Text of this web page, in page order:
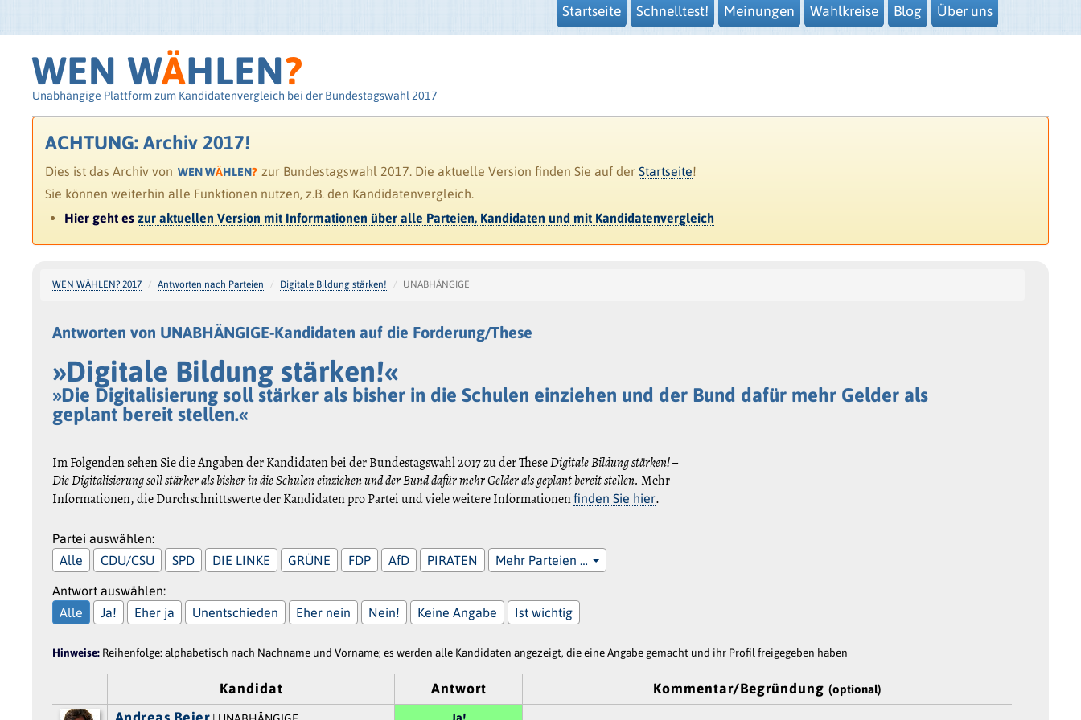
Startseite Schnelltest! Meinungen Wahlkreise Blog Über uns
WEN WÄHLEN?
Unabhängige Plattform zum Kandidatenvergleich bei der Bundestagswahl 2017
ACHTUNG: Archiv 2017!
Dies ist das Archiv von WEN WÄHLEN? zur Bundestagswahl 2017. Die aktuelle Version finden Sie auf derStartseite!
Sie können weiterhin alle Funktionen nutzen, z.B. den Kandidatenvergleich.
Hier geht eszur aktuellen Version mit Informationen über alle Parteien, Kandidaten und mit Kandidatenvergleich
WEN WÄHLEN? 2017 Antworten nach Parteien Digitale Bildung stärken! UNABHÄNGIGE
Antworten von UNABHÄNGIGE-Kandidaten auf die Forderung/These
»Digitale Bildung stärken!«
»Die Digitalisierung soll stärker als bisher in die Schulen einziehen und der Bund dafür mehr Gelder als
geplant bereit stellen.«
Im Folgenden sehen Sie die Angaben der Kandidaten bei der Bundestagswahl 2017 zu der TheseDigitale Bildung stärken! –
Die Digitalisierung soll stärker als bisher in die Schulen einziehen und der Bund dafür mehr Gelder als geplant bereit stellen. Mehr
Informationen, die Durchschnittswerte der Kandidaten pro Partei und viele weitere Informationenfinden Sie hier.
Partei auswählen:
Alle
CDU/CSU SPD DIE LINKE GRÜNE FDP AfD PIRATEN Mehr Parteien …
Antwort auswählen:
Alle
Ja! Eher ja Unentschieden Eher nein Nein! Keine Angabe Ist wichtig
Hinweise: Reihenfolge: alphabetisch nach Nachname und Vorname; es werden alle Kandidaten angezeigt, die eine Angabe gemacht und ihr Profil freigegeben haben
Kandidat Antwort Kommentar/Begründung(optional)
Ja!